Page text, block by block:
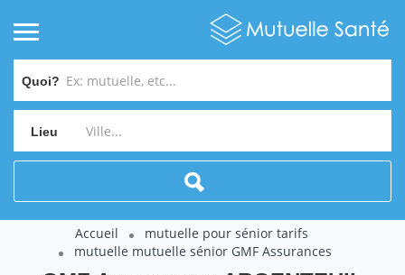
Quoi?
Lieu
Accueil
mutuelle pour sénior tarifs
mutuelle mutuelle sénior GMF Assurances